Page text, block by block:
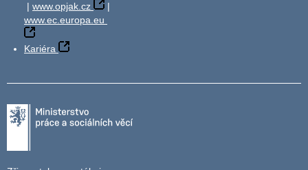
| www.opjak.cz
|
www.ec.europa.eu
Kariéra